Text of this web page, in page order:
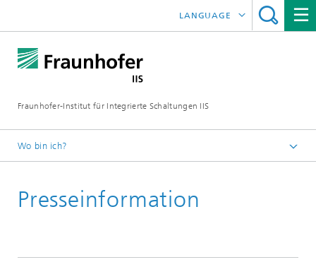
Fraunhofer-Institut für Integrierte Schaltungen IIS
LANGUAGE
中文
Wo bin ich?
News / Presse
Presseinformation